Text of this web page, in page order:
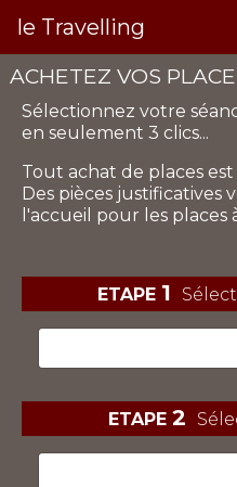
le Travelling
ACHETEZ VOS
Sélectionnez votre
en seulement 3 clics...
Tout achat de places
Des pièces justificatives
l'accueil pour les places
ETAPE 1
ETAPE 2